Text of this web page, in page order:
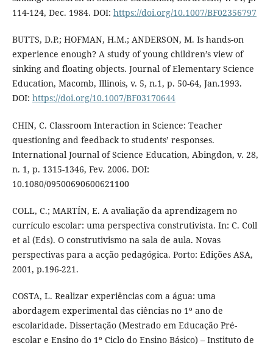
114-124, Dec. 1984. DOI: https://doi.org/10.1007/BF02356797
BUTTS, D.P.; HOFMAN, H.M.; ANDERSON, M. Is hands-on
experience enough? A study of young children’s view of
sinking and floating objects. Journal of Elementary Science
Education, Macomb, Illinois, v. 5, n.1, p. 50-64, Jan.1993.
DOI: https://doi.org/10.1007/BF03170644
CHIN, C. Classroom Interaction in Science: Teacher
questioning and feedback to students’ responses.
International Journal of Science Education, Abingdon, v. 28,
n. 1, p. 1315-1346, Fev. 2006. DOI:
10.1080/09500690600621100
COLL, C.; MARTÍN, E. A avaliação da aprendizagem no
currículo escolar: uma perspectiva construtivista. In: C. Coll
et al (Eds). O construtivismo na sala de aula. Novas
perspectivas para a acção pedagógica. Porto: Edições ASA,
2001, p.196-221.
COSTA, L. Realizar experiências com a água: uma
abordagem experimental das ciências no 1º ano de
escolaridade. Dissertação (Mestrado em Educação Pré-
escolar e Ensino do 1º Ciclo do Ensino Básico) – Instituto de